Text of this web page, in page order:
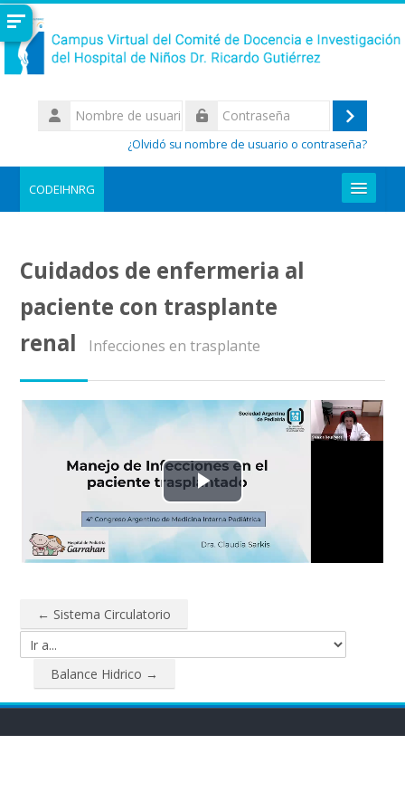
Salta al contenido principal
Nombre
de
Acceder
¿Olvidó su nombre de usuario o contraseña?
CODEIHNRG
Buscar
cursos
Cuidados de enfermeria al
paciente con trasplante
renal
Infecciones en trasplante
Reproducir
Vídeo
← Sistema Circulatorio
Ir a...
Balance Hidrico →